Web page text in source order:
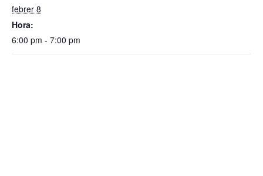
febrer 8
Hora:
6:00 pm - 7:00 pm